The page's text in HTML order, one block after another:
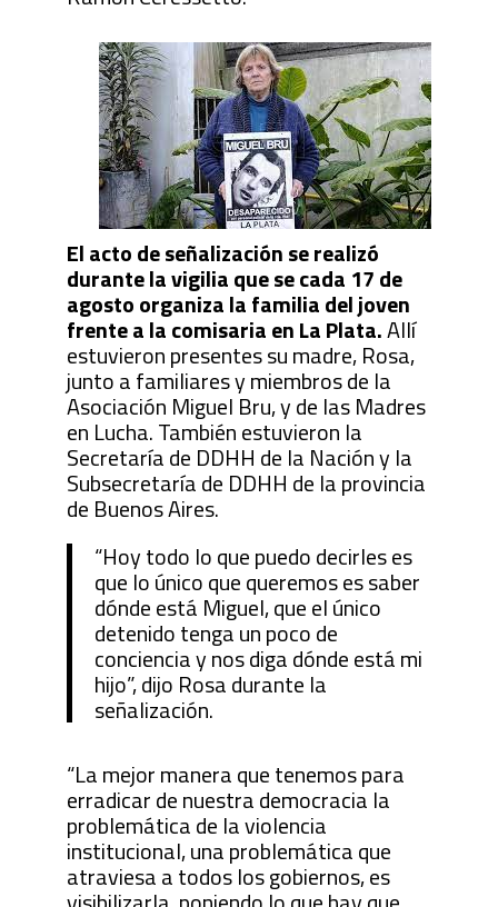
El acto de señalización se realizó
durante la vigilia que se cada 17 de
agosto organiza la familia del joven
frente a la comisaria en La Plata.Allí
estuvieron presentes su madre, Rosa,
junto a familiares y miembros de la
Asociación Miguel Bru, y de las Madres
en Lucha. También estuvieron la
Secretaría de DDHH de la Nación y la
Subsecretaría de DDHH de la provincia
de Buenos Aires.
“Hoy todo lo que puedo decirles es
que lo único que queremos es saber
dónde está Miguel, que el único
detenido tenga un poco de
conciencia y nos diga dónde está mi
hijo”, dijo Rosa durante la
señalización.
“La mejor manera que tenemos para
erradicar de nuestra democracia la
problemática de la violencia
institucional, una problemática que
atraviesa a todos los gobiernos, es